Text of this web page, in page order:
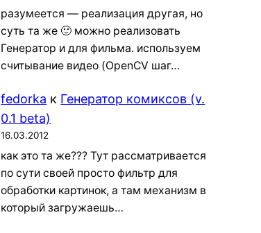
разумеется — реализация другая, но
суть та же 🙂 можно реализовать
Генератор и для фильма. используем
считывание видео (OpenCV шаг…
fedorka к Генератор комиксов (v.
0.1 beta)
16.03.2012
как это та же??? Тут рассматривается
по сути своей просто фильтр для
обработки картинок, а там механизм в
который загружаешь…